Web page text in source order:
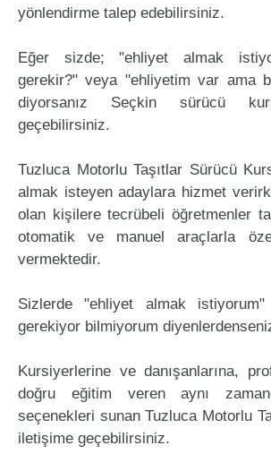
yönlendirme talep edebilirsiniz.
Eğer sizde; "ehliyet almak
gerekir?" veya "ehliyetim var ama
diyorsanız Seçkin sürücü
geçebilirsiniz.
Tuzluca Motorlu Taşıtlar Sürücü
almak isteyen adaylara hizmet
olan kişilere tecrübeli öğretmenler
otomatik ve manuel araçlarla
vermektedir.
Sizlerde "ehliyet almak
gerekiyor bilmiyorum
Kursiyerlerine ve danışanlarına,
doğru eğitim veren aynı
seçenekleri sunan Tuzluca Motorlu
iletişime geçebilirsiniz.